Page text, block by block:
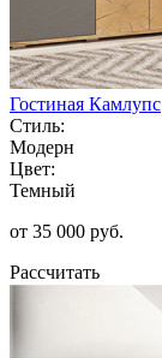
Гостиная Камлупс
Стиль:
Модерн
Цвет:
Темный
от 35 000 руб.
Рассчитать